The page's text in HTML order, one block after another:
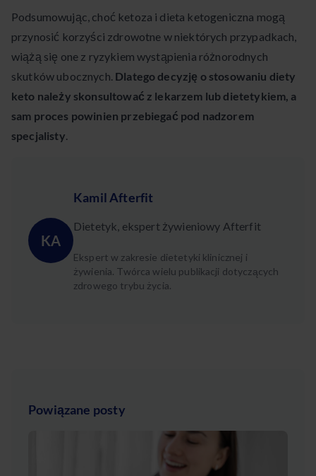
Podsumowując, choć ketoza i dieta ketogeniczna mogą
przynosić korzyści zdrowotne w niektórych przypadkach,
wiążą się one z ryzykiem wystąpienia różnorodnych
skutków ubocznych. Dlatego decyzję o stosowaniu diety
keto należy skonsultować z lekarzem lub dietetykiem, a
sam proces powinien przebiegać pod nadzorem
specjalisty
KA
Kamil Afterfit
Dietetyk, ekspert żywieniowy Afterfit
Ekspert w zakresie dietetyki klinicznej i
żywienia. Twórca wielu publikacji dotyczących
zdrowego trybu życia.
Powiązane posty